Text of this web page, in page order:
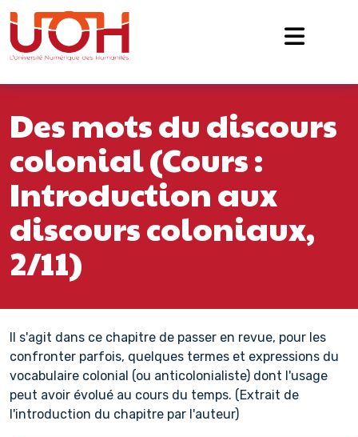
Passer au contenu
Navigation principale
Des mots du discours
colonial (Cours :
Introduction aux
discours coloniaux,
2/11)
Il s'agit dans ce chapitre de passer en revue, pour les
confronter parfois, quelques termes et expressions du
vocabulaire colonial (ou anticolonialiste) dont l'usage
peut avoir évolué au cours du temps. (Extrait de
l'introduction du chapitre par l'auteur)